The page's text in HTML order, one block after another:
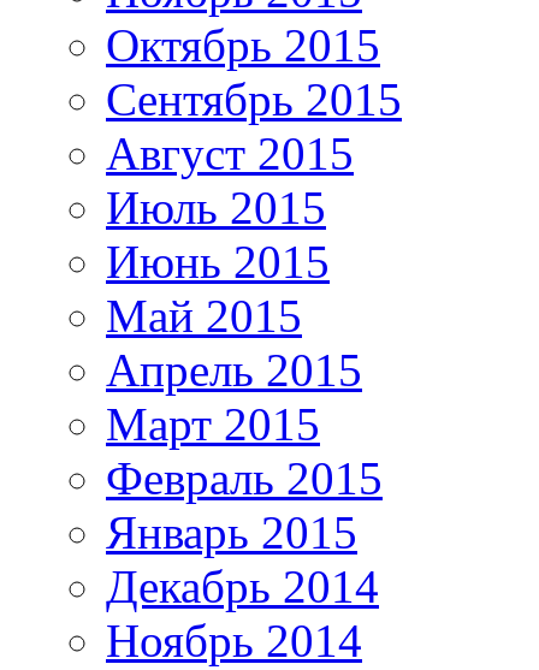
Октябрь 2015
Сентябрь 2015
Август 2015
Июль 2015
Июнь 2015
Май 2015
Апрель 2015
Март 2015
Февраль 2015
Январь 2015
Декабрь 2014
Ноябрь 2014